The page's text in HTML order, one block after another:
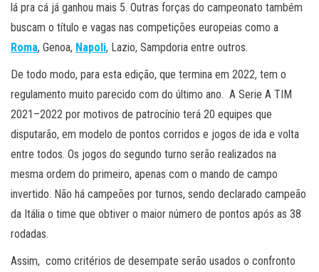
lá pra cá já ganhou mais 5. Outras forças do campeonato também
buscam o título e vagas nas competições europeias como a
Roma, Genoa, Napoli, Lazio, Sampdoria entre outros.
De todo modo, para esta edição, que termina em 2022, tem o
regulamento muito parecido com do último ano. A Serie A TIM
2021–2022 por motivos de patrocínio terá 20 equipes que
disputarão, em modelo de pontos corridos e jogos de ida e volta
entre todos. Os jogos do segundo turno serão realizados na
mesma ordem do primeiro, apenas com o mando de campo
invertido. Não há campeões por turnos, sendo declarado campeão
da Itália o time que obtiver o maior número de pontos após as 38
rodadas.
Assim, como critérios de desempate serão usados o confronto